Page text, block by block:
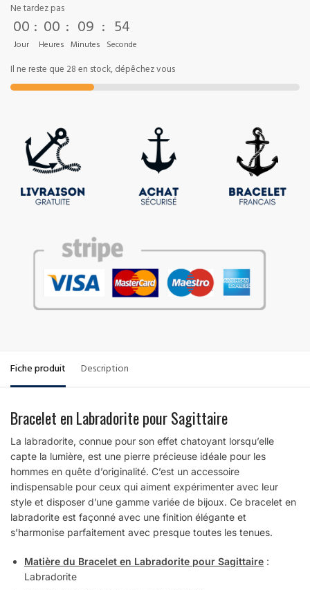
Ne tardez pas
00
Jour
: 00
Heures
: 09
Minutes
: 53
Seconde
Il ne reste que 28 en stock, dépêchez vous
Fiche produit Description
Bracelet en Labradorite pour Sagittaire
La labradorite, connue pour son effet chatoyant lorsqu’elle
capte la lumière, est une pierre précieuse idéale pour les
hommes en quête d’originalité. C’est un accessoire
indispensable pour ceux qui aiment expérimenter avec leur
style et disposer d’une gamme variée de bijoux. Ce bracelet en
labradorite est façonné avec une finition élégante et
s’harmonise parfaitement avec presque toutes les tenues.
Matière du Bracelet en Labradorite pour Sagittaire :
Labradorite